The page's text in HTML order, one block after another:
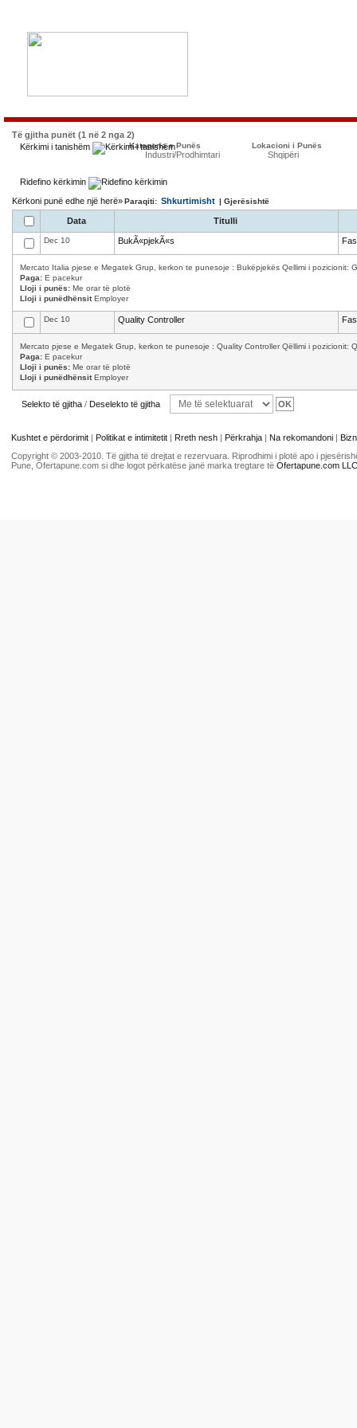
Të gjitha punët (1 në 2 nga 2)
Kërkimi i tanishëm
Kategoria e Punës
Industri/Prodhimtari
Lokacioni i Punës
Shqipëri
Ridefino kërkimin
Kërkoni punë edhe një herë»Paraqiti: Shkurtimisht | Gjerësishtë
Data Titulli
Dec 10 BukÃ«pjekÃ«s
Mercato Italia pjese e Megatek Grup, kerkon te punesoje : Bukëpjekës Qellimi i pozicionit:
Paga: E pacekur
Lloji i punës: Me orar të plotë
Lloji i punëdhënsitEmployer
Dec 10 Quality Controller
Mercato pjese e Megatek Grup, kerkon te punesoje : Quality Controller Qëllimi i pozicionit:
Paga: E pacekur
Lloji i punës: Me orar të plotë
Lloji i punëdhënsitEmployer
Selekto të gjitha / Deselekto të gjitha
Kushtet e përdorimit | Politikat e intimitetit | Rreth nesh | Përkrahja | Na rekomandoni |
Copyright © 2003-2010. Të gjitha të drejtat e rezervuara. Riprodhimi i plotë apo i
Pune, Ofertapune.com si dhe logot përkatëse janë marka tregtare të Ofertapune.com LLC